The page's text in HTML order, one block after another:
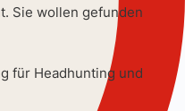
Sie wollen gefunden
für Headhunting und